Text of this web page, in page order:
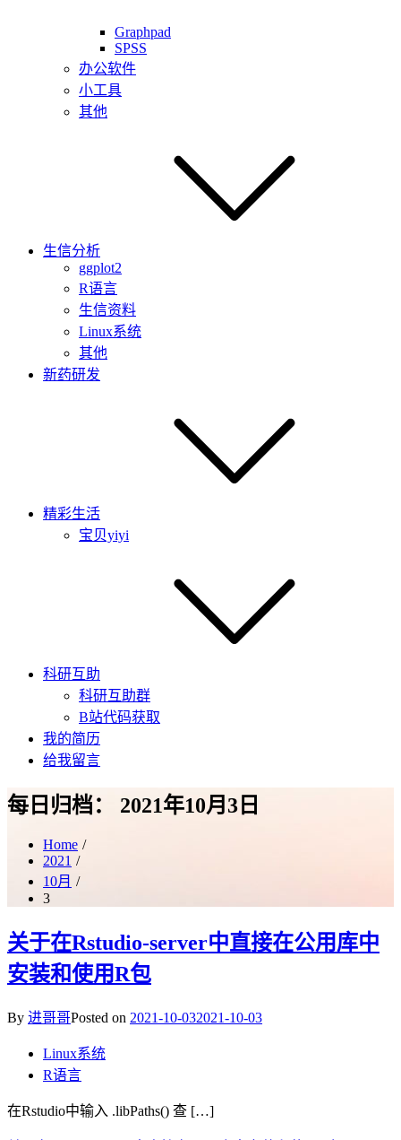
Graphpad
SPSS
办公软件
小工具
其他
生信分析
ggplot2
R语言
生信资料
Linux系统
其他
新药研发
精彩生活
宝贝yiyi
科研互助
科研互助群
B站代码获取
我的简历
给我留言
每日归档： 2021年10月3日
Home
2021
10月
3
关于在Rstudio-server中直接在公用库中
安装和使用R包
By 进哥哥Posted on 2021-10-032021-10-03
Linux系统
R语言
在Rstudio中输入 .libPaths() 查 […]